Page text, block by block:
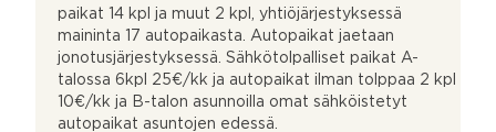
paikat 14 kpl ja muut 2 kpl, yhtiöjärjestyksessä
maininta 17 autopaikasta. Autopaikat jaetaan
jonotusjärjestyksessä. Sähkötolpalliset paikat A-
talossa 6kpl 25€/kk ja autopaikat ilman tolppaa 2 kpl
10€/kk ja B-talon asunnoilla omat sähköistetyt
autopaikat asuntojen edessä.